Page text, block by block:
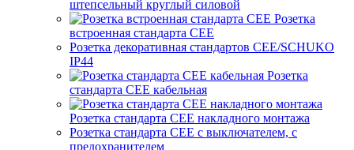
штепсельный круглый силовой
Розетка
встроенная стандарта CEE
Розетка декоративная стандартов CEE/SCHUKO
IP44
Розетка
стандарта СЕЕ кабельная
Розетка стандарта СЕЕ накладного монтажа
Розетка стандарта СЕЕ с выключателем, с
предохранителем